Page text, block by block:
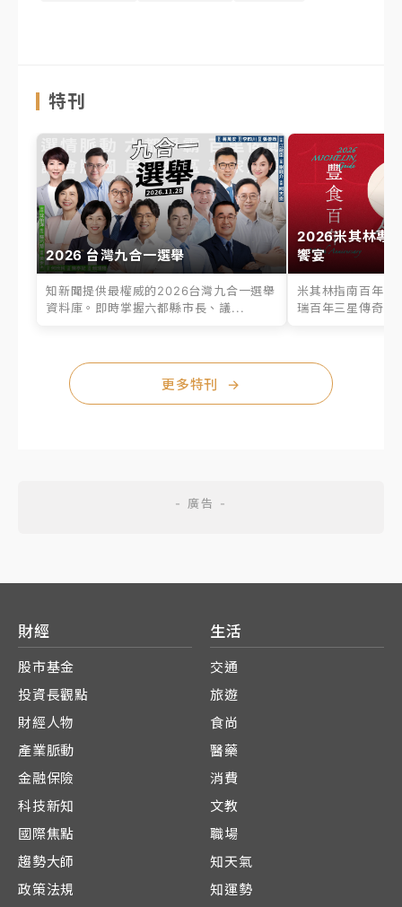
特刊
2026 台灣九合一選舉
知新聞提供最權威的2026台灣九合一選舉
資料庫。即時掌握六都縣市長、議...
2026米其林專
饗宴
米其林指南百年之
瑞百年三星傳奇、
更多特刊 →
財經
股市基金
投資長觀點
財經人物
產業脈動
金融保險
科技新知
國際焦點
趨勢大師
政策法規
生活
交通
旅遊
食尚
醫藥
消費
文教
職場
知天氣
知運勢